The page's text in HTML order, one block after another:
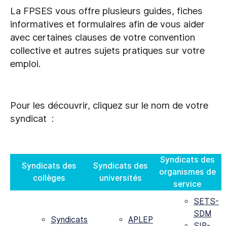
La FPSES vous offre plusieurs guides, fiches
informatives et formulaires afin de vous aider
avec certaines clauses de votre convention
collective et autres sujets pratiques sur votre
emploi.
Pour les découvrir, cliquez sur le nom de votre
syndicat :
Syndicats des
collèges
Syndicats des
universités
Syndicats des
organismes de
service
Syndicats APLEP
SETS-
SDM